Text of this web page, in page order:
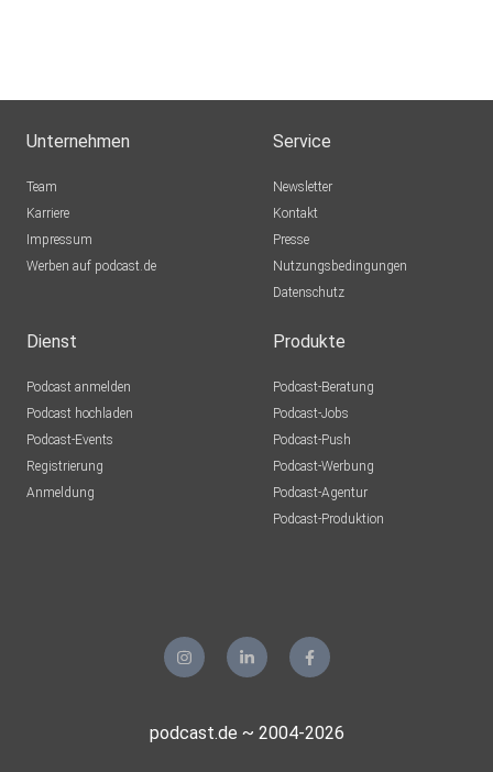
Unternehmen
Team
Karriere
Impressum
Werben auf podcast.de
Service
Newsletter
Kontakt
Presse
Nutzungsbedingungen
Datenschutz
Dienst
Podcast anmelden
Podcast hochladen
Podcast-Events
Registrierung
Anmeldung
Produkte
Podcast-Beratung
Podcast-Jobs
Podcast-Push
Podcast-Werbung
Podcast-Agentur
Podcast-Produktion
podcast.de ~ 2004-2026